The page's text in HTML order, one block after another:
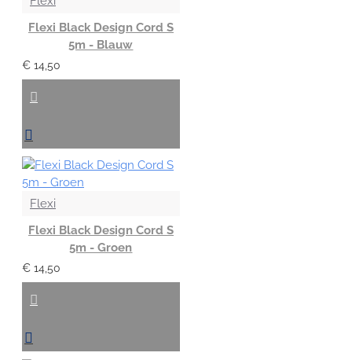
Flexi Black Design Cord S
5m - Blauw
€ 14,50
Flexi
Flexi Black Design Cord S
5m - Groen
€ 14,50